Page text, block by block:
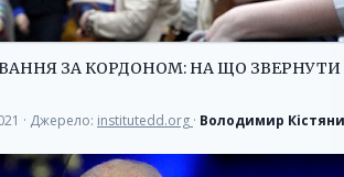
ЗА КОРДОНОМ: НА ЩО ЗВЕРНУТИ
· Джерело: institutedd.org · Володимир